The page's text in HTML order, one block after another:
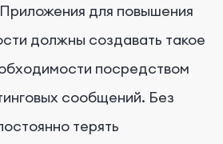
для повышения
должны создавать такое
посредством
сообщений. Без
терять